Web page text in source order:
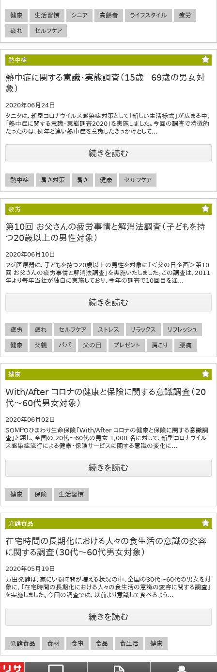
健康 生活習慣 シニア 高齢者 ライフスタイル 疲労
疲れ セルフケア
熱中症
熱中症に関する意識・実態調査（15歳－69歳の男女対
象）
2020年06月24日
タニタは、新型コロナウイルス感染症対策として「新しい生活様式」が広まる中、
「熱中症に関する意識・実態調査2020」を実施しました。今回の調査で特徴的
だったのは、例年と違い熱中症を意識したきっかけとして...
続きを読む
熱中症 暑さ対策 暑さ 健康 セルフケア
疲労
第10回 お父さんの疲労事情と解消法調査（子どもを持
つ20歳以上の男性対象）
2020年06月10日
フジ医療器は、子どもを持つ20歳以上の男性を対象に「＜父の日企画＞第10
回 お父さんの疲労事情と解消法調査」を実施いたしました。この調査は、2011
年より毎年当社が独自に実施しており、今年の調査で10回目を迎...
続きを読む
疲労 疲れ セルフケア ストレス リラックス リフレッシュ
健康 父親 パパ 父の日 プレゼント 肩こり 腰痛
健康
With/After コロナの健康と保険に関する意識調査（20
代～60代男女対象）
2020年06月02日
ＳＯＭＰＯひまわり生命保険「With/After コロナの健康と保険に関する意識調
査」と題し、全国の 20代～60代の男女 1,000 名に対して、新型コロナウイル
ス感染症流行による健康・保険サービスに関する意識の変化に...
続きを読む
健康 保険 生活習慣
発酵食品
在宅時間の長期化における人々の食生活の意識の変容
に関する調査（30代～60代男女対象）
2020年05月19日
万田発酵は、家にいる時間が増える状況の中、全国の30代～60代の男女を対
象に、「在宅時間の長期化における人々の食生活の意識の変容に関する調査」
を実施しました。今回の調査では、以前より意識して食べるよう...
続きを読む
発酵食品 食材 食事 食品 食生活 健康